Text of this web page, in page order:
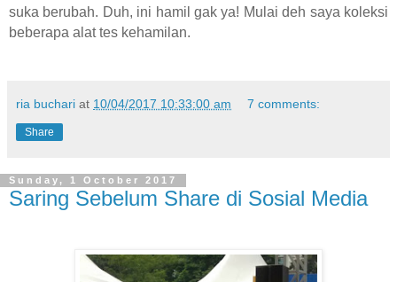
suka berubah. Duh, ini hamil gak ya! Mulai deh saya koleksi
beberapa alat tes kehamilan.
ria buchari at 10/04/2017 10:33:00 am 7 comments:
Share
Sunday, 1 October 2017
Saring Sebelum Share di Sosial Media